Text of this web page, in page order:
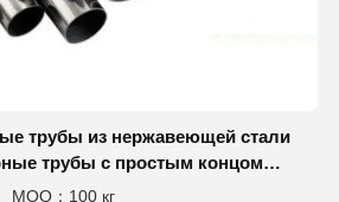
трубы из нержавеющей стали
трубы с простым концом
MOQ：100 кг